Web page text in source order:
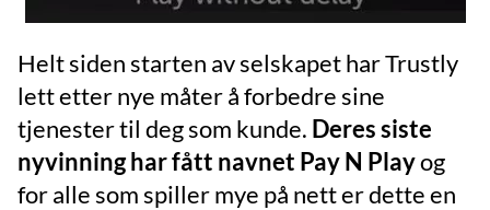
Helt siden starten av selskapet har Trustly
lett etter nye måter å forbedre sine
tjenester til deg som kunde. Deres siste
nyvinning har fått navnet Pay N Playog
for alle som spiller mye på nett er dette en